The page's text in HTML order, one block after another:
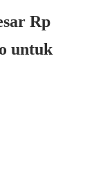
Rp
untuk